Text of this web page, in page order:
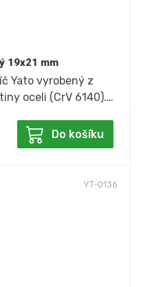
19x21 mm
Yato vyrobený z
oceli (CrV 6140).…
Do košíku
YT-0136